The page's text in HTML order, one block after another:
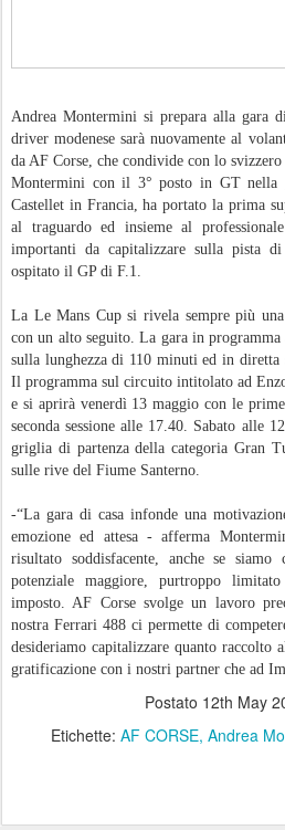
Andrea Montermini si prepara alla gara
driver modenese sarà nuovamente al
da AF Corse, che condivide con lo
Montermini con il 3° posto in GT nella
Castellet in Francia, ha portato la prima
al traguardo ed insieme al
importanti da capitalizzare sulla pista
ospitato il GP di F.1.
La Le Mans Cup si rivela sempre più una
con un alto seguito. La gara in
sulla lunghezza di 110 minuti ed in diretta
Il programma sul circuito intitolato ad
e si aprirà venerdì 13 maggio con le
seconda sessione alle 17.40. Sabato alle
griglia di partenza della categoria Gran
sulle rive del Fiume Santerno.
-“La gara di casa infonde una
emozione ed attesa - afferma
risultato soddisfacente, anche se
potenziale maggiore, purtroppo
imposto. AF Corse svolge un lavoro
nostra Ferrari 488 ci permette di
desideriamo capitalizzare quanto raccolto
gratificazione con i nostri partner che ad
Postato 12th May
Etichette: AF CORSE Andrea